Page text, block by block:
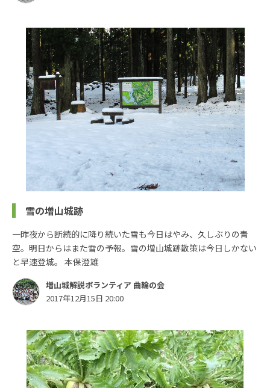
雪の増山城跡
一昨夜から断続的に降り続いた雪も今日はやみ、久しぶりの青
空。明日からはまた雪の予報。雪の増山城跡散策は今日しかない
と早速登城。 本保澄雄
増山城解説ボランティア 曲輪の会
2017年12月15日 20:00